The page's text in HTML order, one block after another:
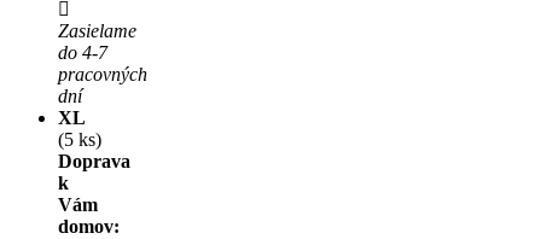
Zasielame
do 4-7
pracovných
dní
XL
(5 ks)
Doprava
k
Vám
domov: